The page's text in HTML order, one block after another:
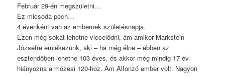
Február 29-én megszületni…
Ez micsoda pech…
4 évenként van az embernek születésnapja.
Ezen még sokat lehetne viccelődni, ám amikor Markstein
Józsefre emlékezünk, aki – ha még élne – ebben az
esztendőben lehetne 103 éves, és akkor még mindig 17 év
hiányozna a mózesi 120-hoz. Ám Alfonzó ember volt. Nagyon